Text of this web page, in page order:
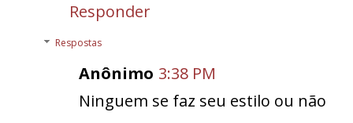
Responder
Respostas
Anônimo 3:38 PM
Ninguem se faz seu estilo ou não